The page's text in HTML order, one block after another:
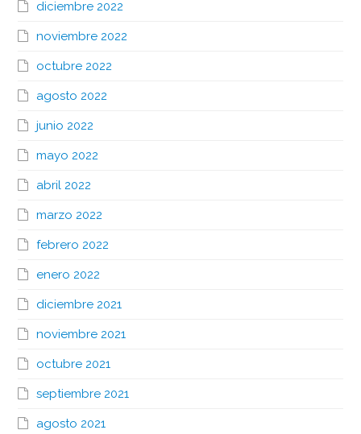
diciembre 2022
noviembre 2022
octubre 2022
agosto 2022
junio 2022
mayo 2022
abril 2022
marzo 2022
febrero 2022
enero 2022
diciembre 2021
noviembre 2021
octubre 2021
septiembre 2021
agosto 2021